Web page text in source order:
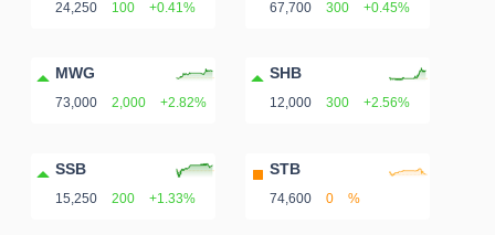
24,250 100 +0.41% 67,700 300 +0.45%
MWG
73,000 2,000 +2.82%
SHB
12,000 300 +2.56%
SSB
15,250 200 +1.33%
STB
74,600 0 %
viết
của